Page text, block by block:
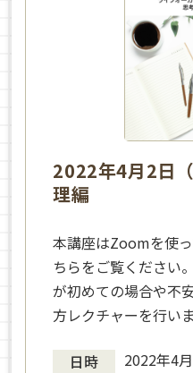
2022年4月2日
理編
本講座はZoomを使
ちらをご覧ください
が初めての場合や不
方レクチャーを行い
日時
2022年4